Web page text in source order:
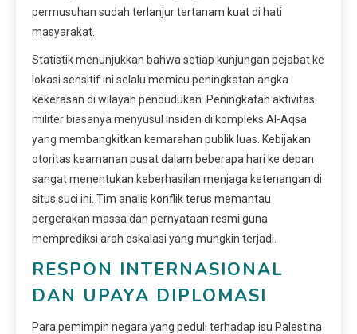
permusuhan sudah terlanjur tertanam kuat di hati
masyarakat.
Statistik menunjukkan bahwa setiap kunjungan pejabat ke
lokasi sensitif ini selalu memicu peningkatan angka
kekerasan di wilayah pendudukan. Peningkatan aktivitas
militer biasanya menyusul insiden di kompleks Al-Aqsa
yang membangkitkan kemarahan publik luas. Kebijakan
otoritas keamanan pusat dalam beberapa hari ke depan
sangat menentukan keberhasilan menjaga ketenangan di
situs suci ini. Tim analis konflik terus memantau
pergerakan massa dan pernyataan resmi guna
memprediksi arah eskalasi yang mungkin terjadi.
RESPON INTERNASIONAL
DAN UPAYA DIPLOMASI
Para pemimpin negara yang peduli terhadap isu Palestina